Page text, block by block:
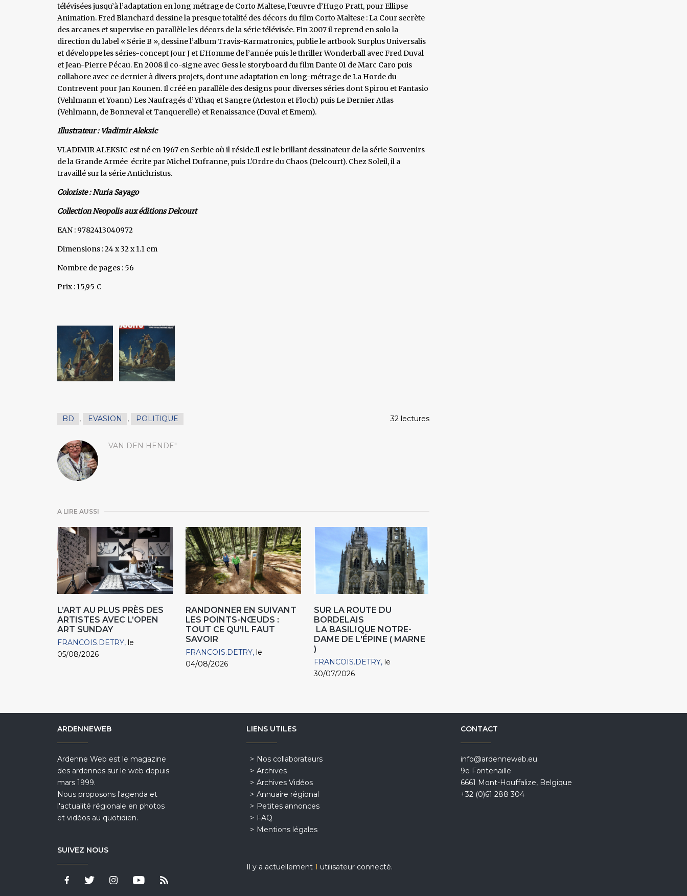
télévisées jusqu’à l’adaptation en long métrage de Corto Maltese, l’œuvre d’Hugo Pratt, pour Ellipse
Animation. Fred Blanchard dessine la presque totalité des décors du film Corto Maltese : La Cour secrète
des arcanes et supervise en parallèle les décors de la série télévisée. Fin 2007 il reprend en solo la
direction du label « Série B », dessine l’album Travis-Karmatronics, publie le artbook Surplus Universalis
et développe les séries-concept Jour J et L’Homme de l’année puis le thriller Wonderball avec Fred Duval
et Jean-Pierre Pécau. En 2008 il co-signe avec Gess le storyboard du film Dante 01 de Marc Caro puis
collabore avec ce dernier à divers projets, dont une adaptation en long-métrage de La Horde du
Contrevent pour Jan Kounen. Il créé en parallèle des designs pour diverses séries dont Spirou et Fantasio
(Vehlmann et Yoann) Les Naufragés d’Ythaq et Sangre (Arleston et Floch) puis Le Dernier Atlas
(Vehlmann, de Bonneval et Tanquerelle) et Renaissance (Duval et Emem).
Illustrateur : Vladimir Aleksic
VLADIMIR ALEKSIC est né en 1967 en Serbie où il réside.Il est le brillant dessinateur de la série Souvenirs
de la Grande Armée écrite par Michel Dufranne, puis L'Ordre du Chaos (Delcourt). Chez Soleil, il a
travaillé sur la série Antichristus.
Coloriste : Nuria Sayago
Collection Neopolis aux éditions Delcourt
EAN : 9782413040972
Dimensions : 24 x 32 x 1.1 cm
Nombre de pages : 56
Prix : 15,95 €
BD , EVASION , POLITIQUE 32 lectures
VAN DEN HENDE"
A LIRE AUSSI
L’ART AU PLUS PRÈS DES
ARTISTES AVEC L’OPEN
ART SUNDAY
FRANCOIS.DETRY le
05/08/2026
RANDONNER EN SUIVANT
LES POINTS-NŒUDS :
TOUT CE QU’IL FAUT
SAVOIR
FRANCOIS.DETRY le
04/08/2026
SUR LA ROUTE DU
BORDELAIS
LA BASILIQUE NOTRE-
DAME DE L'ÉPINE ( MARNE
)
FRANCOIS.DETRY le
30/07/2026
ARDENNEWEB
Ardenne Web est le magazine
des ardennes sur le web depuis
mars 1999.
Nous proposons l'agenda et
l'actualité régionale en photos
et vidéos au quotidien.
SUIVEZ NOUS
LIENS UTILES
Nos collaborateurs
Archives
Archives Vidéos
Annuaire régional
Petites annonces
FAQ
Mentions légales
Il y a actuellement 1 utilisateur connecté.
CONTACT
info@ardenneweb.eu
9e Fontenaille
6661 Mont-Houffalize, Belgique
+32 (0)61 288 304